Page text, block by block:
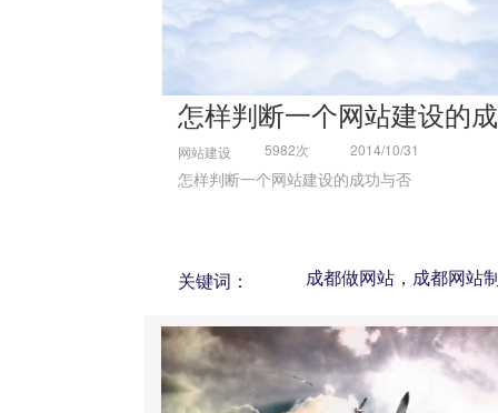
怎样判断一个网站建设的
网站建设 5982次 2014/10/31
怎样判断一个网站建设的成功与否
关键词：
成都做网站，成都网站